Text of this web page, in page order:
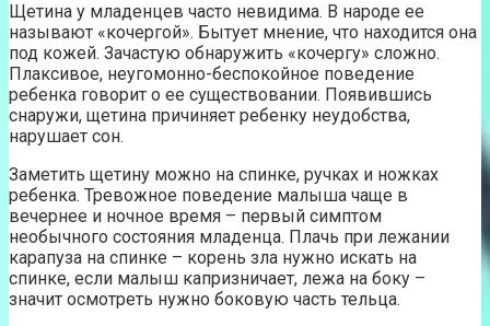
Щетина у младенцев часто невидима. В народе ее
называют «кочергой». Бытует мнение, что находится она
под кожей. Зачастую обнаружить «кочергу» сложно.
Плаксивое, неугомонно-беспокойное поведение
ребенка говорит о ее существовании. Появившись
снаружи, щетина причиняет ребенку неудобства,
нарушает сон.
Заметить щетину можно на спинке, ручках и ножках
ребенка. Тревожное поведение малыша чаще в
вечернее и ночное время – первый симптом
необычного состояния младенца. Плачь при лежании
карапуза на спинке – корень зла нужно искать на
спинке, если малыш капризничает, лежа на боку –
значит осмотреть нужно боковую часть тельца.